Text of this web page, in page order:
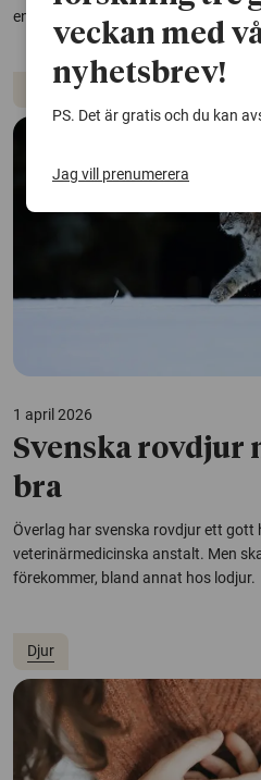
enligt en avhandling från Lunds
1 april 2026
Svenska rovdjur
bra
Överlag har svenska rovdjur ett gott
veterinärmedicinska anstalt. Men
förekommer, bland annat hos lodjur.
Djur
veckan med
nyhetsbrev!
PS. Det är gratis och du kan
Jag vill prenumerera